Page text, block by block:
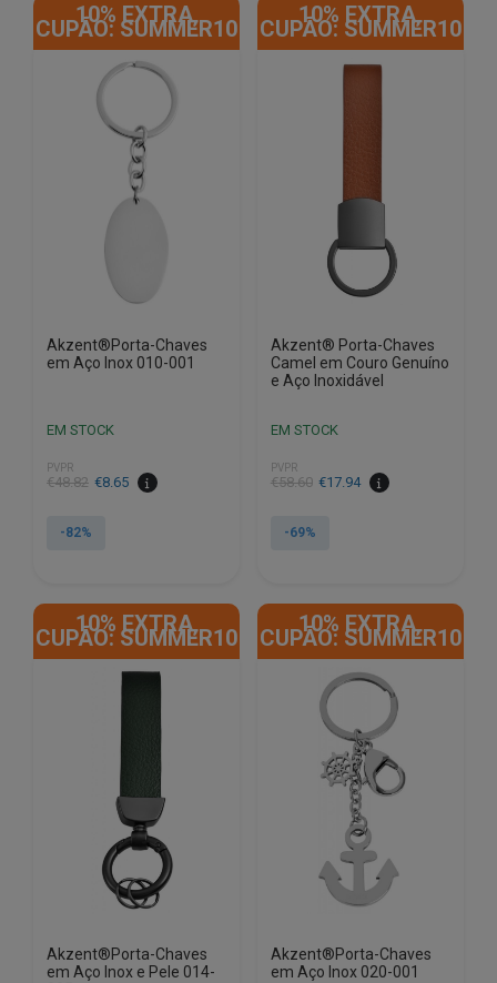
10% EXTRA,
CUPÃO: SUMMER10
Akzent®Porta-Chaves
em Aço Inox 010-001
EM STOCK
PVPR
€48.82
O
original
€8.65
O
atual
-82%
10% EXTRA,
CUPÃO: SUMMER10
Akzent® Porta-Chaves
Camel em Couro Genuíno
e Aço Inoxidável
EM STOCK
PVPR
€58.60
O
original
€17.94
O
atual
-69%
10% EXTRA,
CUPÃO: SUMMER10
Akzent®Porta-Chaves
em Aço Inox e Pele 014-
10% EXTRA,
CUPÃO: SUMMER10
Akzent®Porta-Chaves
em Aço Inox 020-001